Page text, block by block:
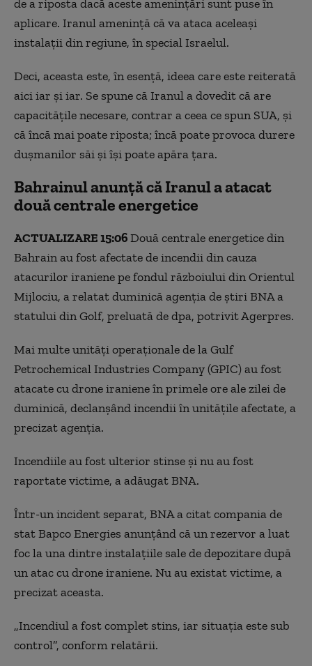
de a riposta dacă aceste ameninţări sunt puse în
aplicare. Iranul ameninţă că va ataca aceleaşi
instalaţii din regiune, în special Israelul.
Deci, aceasta este, în esenţă, ideea care este reiterată
aici iar şi iar. Se spune că Iranul a dovedit că are
capacităţile necesare, contrar a ceea ce spun SUA, şi
că încă mai poate riposta; încă poate provoca durere
duşmanilor săi şi îşi poate apăra ţara.
Bahrainul anunţă că Iranul a atacat
două centrale energetice
ACTUALIZARE 15:06Două centrale energetice din
Bahrain au fost afectate de incendii din cauza
atacurilor iraniene pe fondul războiului din Orientul
Mijlociu, a relatat duminică agenţia de ştiri BNA a
statului din Golf, preluată de dpa, potrivit Agerpres.
Mai multe unităţi operaţionale de la Gulf
Petrochemical Industries Company (GPIC) au fost
atacate cu drone iraniene în primele ore ale zilei de
duminică, declanşând incendii în unităţile afectate, a
precizat agenţia.
Incendiile au fost ulterior stinse şi nu au fost
raportate victime, a adăugat BNA.
Într-un incident separat, BNA a citat compania de
stat Bapco Energies anunţând că un rezervor a luat
foc la una dintre instalaţiile sale de depozitare după
un atac cu drone iraniene. Nu au existat victime, a
precizat aceasta.
„Incendiul a fost complet stins, iar situaţia este sub
control”, conform relatării.